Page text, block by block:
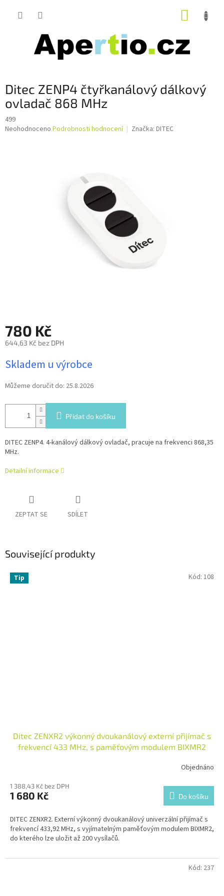
Ditec ZENP4 čtyřkanálový dálkový
ovladač 868 MHz
499
Průměrné
Neohodnoceno Podrobnosti hodnocení Značka: DITEC
780 Kč
644,63 Kč bez DPH
cena:
Skladem u výrobce
Můžeme doručit do: 25.8.2026
Přidat do košíku
DITEC ZENP4. 4-kanálový dálkový ovladač, pracuje na frekvenci 868,35
MHz.
Detailní informace
ZEPTAT SE SDÍLET
Související produkty
Tip
Ditec ZENXR2 výkonný dvoukanálový externí přijímač s
frekvencí 433 MHz, s paměťovým modulem BIXMR2
Objednáno
1 388,43 Kč bez DPH
1 680 Kč Do košíku
DITEC ZENXR2. Externí výkonný dvoukanálový univerzální přijímač s
frekvencí 433,92 MHz, s vyjímatelným paměťovým modulem BIXMR2,
do kterého lze uložit až 200 vysílačů.
Kód: 108
Kód: 237